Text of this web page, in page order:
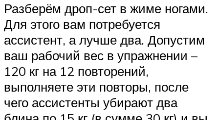
Разберём дроп-сет в жиме ногами.
Для этого вам потребуется
ассистент, а лучше два. Допустим
ваш рабочий вес в упражнении –
120 кг на 12 повторений,
выполняете эти повторы, после
чего ассистенты убирают два